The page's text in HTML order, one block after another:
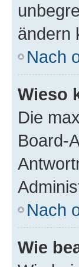
ändern
Nach
Wieso
Die
Board-
Nach
Wie